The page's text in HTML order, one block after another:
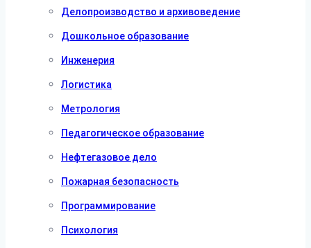
Делопроизводство и архивоведение
Дошкольное образование
Инженерия
Логистика
Метрология
Педагогическое образование
Нефтегазовое дело
Пожарная безопасность
Программирование
Психология